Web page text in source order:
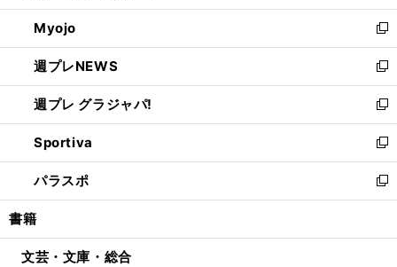
開
く
ウ
で
開
く
ン
ド
ウ
で
開
く
ウ
ィ
ン
ド
ウ
で
開
く
Myojo
新
し
い
ウ
ィ
ン
ド
ウ
で
開
週プレNEWS
新
し
い
ウ
ィ
ン
ド
ウ
開
週プレ グラジャパ!
新
し
い
ウ
ィ
ン
ウ
Sportiva
新
し
い
ウ
ン
パラスポ
新
し
ウ
書籍
文芸・文庫・総合